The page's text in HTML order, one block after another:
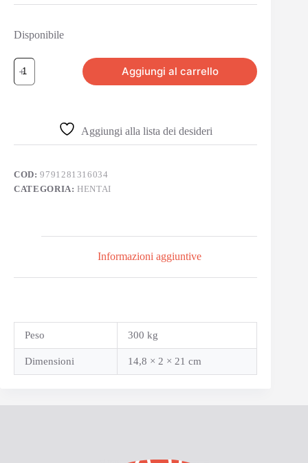
Disponibile
Aggiungi al carrello
Aggiungi alla lista dei desideri
COD:9791281316034
CATEGORIA:HENTAI
Informazioni aggiuntive
Peso 300 kg
Dimensioni 14,8 × 2 × 21 cm